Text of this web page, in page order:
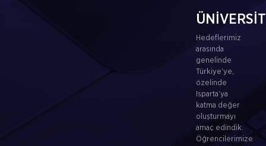
Hedeflerimiz
arasında
genelinde
Türkiye’ye,
özelinde
Isparta’ya
katma değer
oluşturmayı
amaç edindik.
Öğrencilerimize